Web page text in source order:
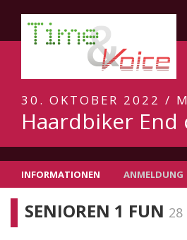
30. OKTOBER 2022 /
Haardbiker End
INFORMATIONEN ANMELDUNG
SENIOREN 1 FUN 28